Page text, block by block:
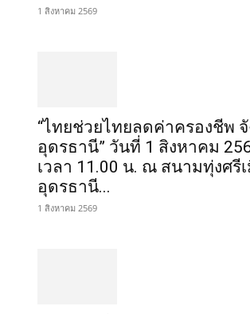
1 สิงหาคม 2569
“ไทยช่วยไทยลดค่าครองชีพ
อุดรธานี” วันที่ 1 สิงหาคม
เวลา 11.00 น. ณ สนามทุ่งศรี
อุดรธานี...
1 สิงหาคม 2569